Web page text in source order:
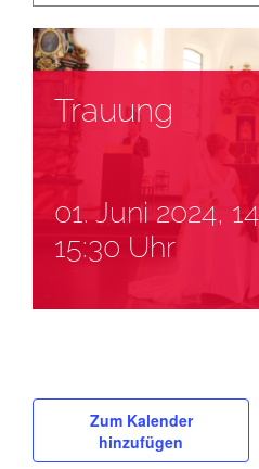
Trauung
01. Juni 2024,
15:30 Uhr
Zum Kalender
hinzufügen